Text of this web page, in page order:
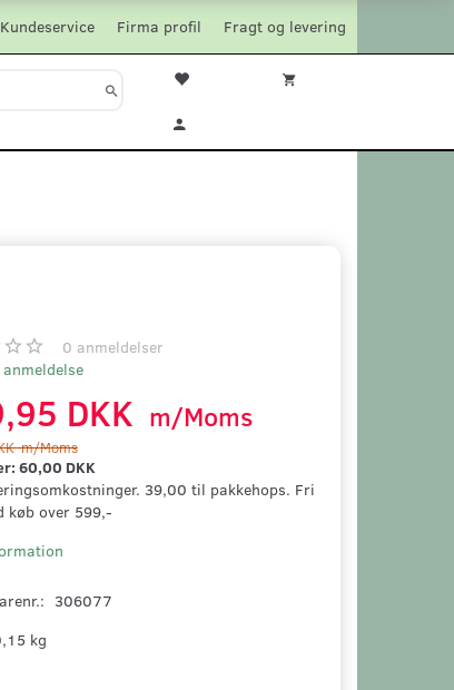
Fragt og levering
Firma profil
Kundeservice
0 anmeldelser
DKK m/Moms
m/Moms
60,00 DKK
39,00 til pakkehops. Fri
køb over 599,-
306077
kg